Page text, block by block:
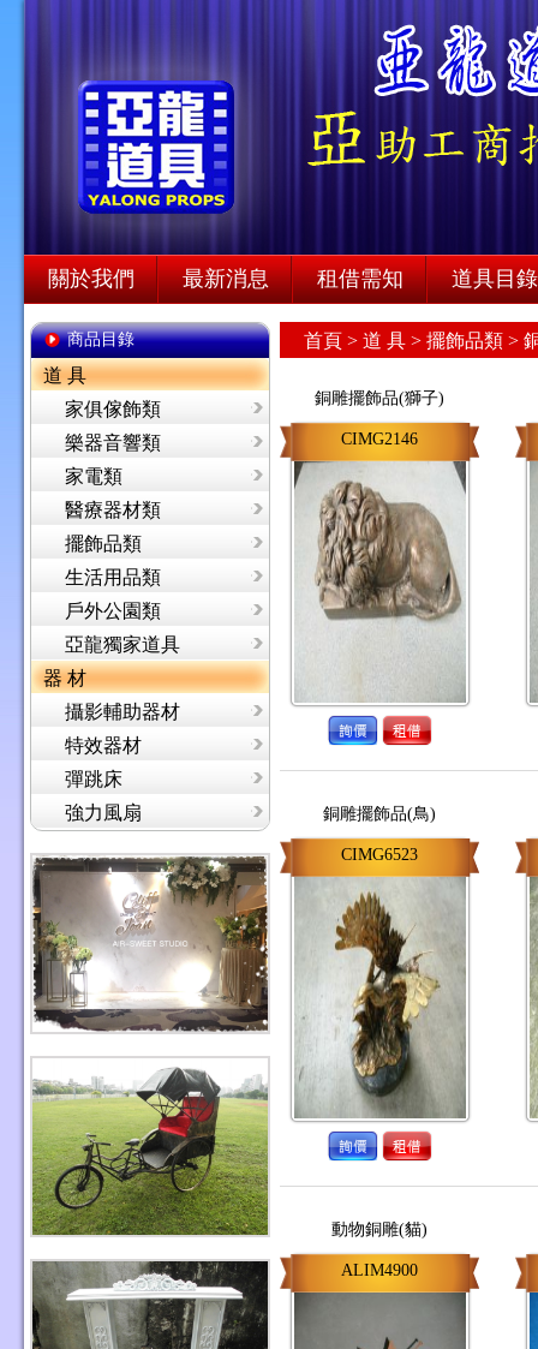
關於我們 最新消息 租借需知 道具目錄
商品目錄
道 具
家俱傢飾類
樂器音響類
家電類
醫療器材類
擺飾品類
生活用品類
戶外公園類
亞龍獨家道具
器 材
攝影輔助器材
特效器材
彈跳床
強力風扇
首頁 > 道 具 > 擺飾品類 >
銅雕擺飾品(獅子)
CIMG2146
銅雕擺飾品(鳥)
CIMG6523
動物銅雕(貓)
ALIM4900